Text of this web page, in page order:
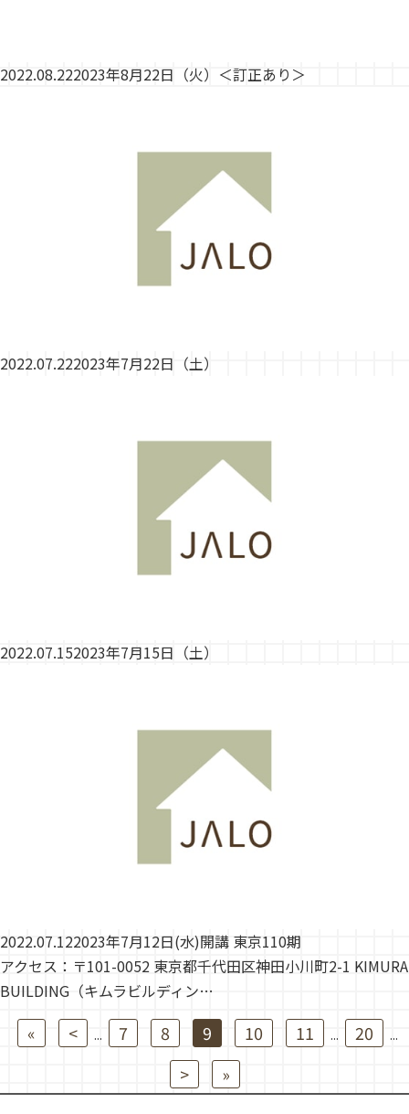
2022.08.222023年8月22日（火）＜訂正あり＞
2022.07.222023年7月22日（土）
2022.07.152023年7月15日（土）
2022.07.122023年7月12日(水)開講 東京110期
アクセス：〒101-0052 東京都千代田区神田小川町2-1 KIMURA
BUILDING（キムラビルディン…
« < ... 7 8 9 10 11 ... 20 ...
> »